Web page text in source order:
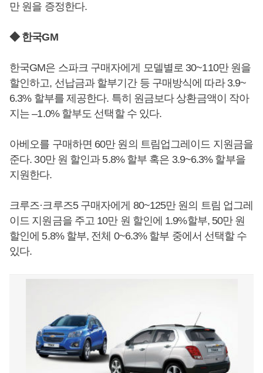
만 원을 증정한다.
◆ 한국GM
한국GM은 스파크 구매자에게 모델별로 30~110만 원을
할인하고, 선납금과 할부기간 등 구매방식에 따라 3.9~
6.3% 할부를 제공한다. 특히 원금보다 상환금액이 작아
지는 –1.0% 할부도 선택할 수 있다.
아베오를 구매하면 60만 원의 트림업그레이드 지원금을
준다. 30만 원 할인과 5.8% 할부 혹은 3.9~6.3% 할부을
지원한다.
크루즈·크루즈5 구매자에게 80~125만 원의 트림 업그레
이드 지원금을 주고 10만 원 할인에 1.9%할부, 50만 원
할인에 5.8% 할부, 전체 0~6.3% 할부 중에서 선택할 수
있다.